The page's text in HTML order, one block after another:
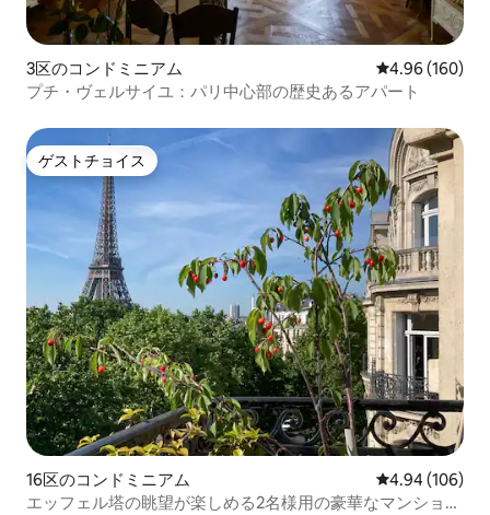
3区のコンドミニアム レビュー160
4.96 (160)
プチ・ヴェルサイユ：パリ中心部の歴史あるアパート
ゲストチョイス
ゲストチョイス
16区のコンドミニアム レビュー106
4.94 (106)
エッフェル塔の眺望が楽しめる2名様用の豪華なマンショ